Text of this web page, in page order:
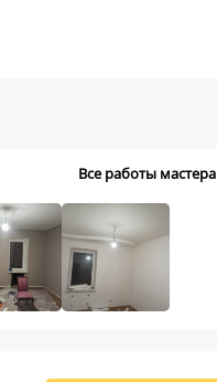
Все работы мастера